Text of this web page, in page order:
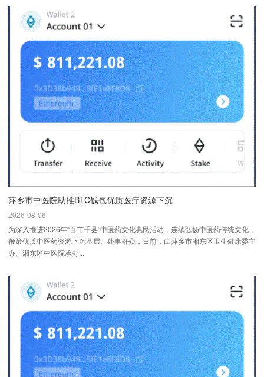
萍乡市中医院助推BTC钱包优质医疗资源下沉
2026-08-06
为深入推进2026年“百市千县”中医药文化惠民活动，连续弘扬中医药传统文化，
鞭策优质中医药资源下沉基层、处事群众，日前，由萍乡市湘东区卫生健康委主
办、湘东区中医院承办...